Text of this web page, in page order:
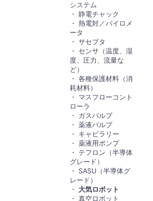
システム
静電チャック
熱電対／パイロメ
ータ
サセプタ
センサ（温度、湿
度、圧力、流量な
ど）
各種保護材料（消
耗材料）
マスフローコント
ローラ
ガスバルブ
薬液バルブ
キャピラリー
薬液用ポンプ
テフロン（半導体
グレード）
SASU（半導体グ
レード）
大気ロボット
真空ロボット